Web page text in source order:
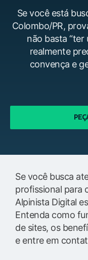
Se você está
Colombo/PR,
não basta “ter
realmente
convença e
Se você busca
profissional para
Alpinista Digital
Entenda como
de sites, os
e entre em